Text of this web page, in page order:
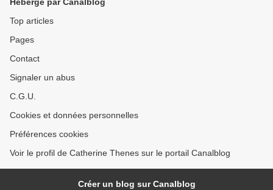
Top articles
Pages
Contact
Signaler un abus
C.G.U.
Cookies et données personnelles
Préférences cookies
Voir le profil de Catherine Thenes sur le portail Canalblog
Créer un blog sur Canalblog